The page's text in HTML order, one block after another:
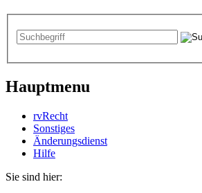
Hauptmenu
rvRecht
Sonstiges
Änderungsdienst
Hil­fe
Sie sind hier: